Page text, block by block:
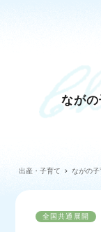
なが
出産・子育て ながの子
全国共通展開